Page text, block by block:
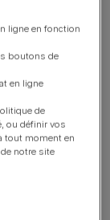
pour
les pleurs
chiot
ligne en fonction
boutons de
en ligne
de
ou définir vos
tout moment en
notre site